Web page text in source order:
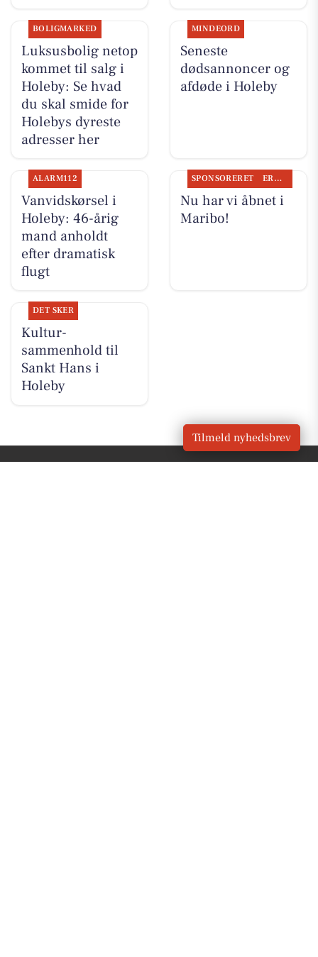
BOLIGMARKED
Luksusbolig netop
kommet til salg i
Holeby: Se hvad
du skal smide for
Holebys dyreste
adresser her
MINDEORD
Seneste
dødsannoncer og
afdøde i Holeby
ALARM112
Vanvidskørsel i
Holeby: 46-årig
mand anholdt
efter dramatisk
flugt
SPONSORERET ERHVERV
Nu har vi åbnet i
Maribo!
DET SKER
Kultur-
sammenhold til
Sankt Hans i
Holeby
Tilmeld nyhedsbrev